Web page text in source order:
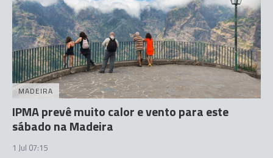
MADEIRA
IPMA prevê muito calor e vento para este
sábado na Madeira
1 Jul 07:15